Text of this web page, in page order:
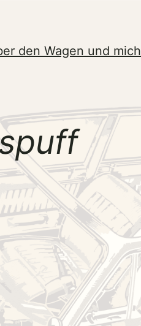
den Wagen und mich